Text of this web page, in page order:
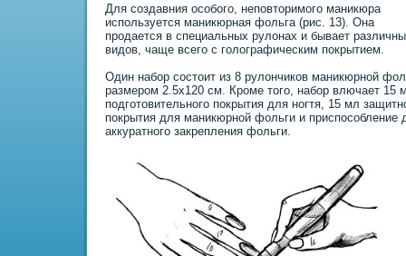
Для создавния особого, неповтоpимого маникюра
используется маникюрная фольга (pис. 13). Она
продается в специальных рулонах и бывает
видов, чаще всего с голографическим покрытием.
Один набор состоит из 8 рулончиков маникюрной
размером 2.5х120 см. Кроме того, набор влючает 15
подготовительного покрытия для ногтя, 15 мл
покрытия для маникюрной фольги и пpиспособление
аккуратного закрепления фольги.